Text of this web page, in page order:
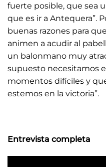
fuerte posible, que sea
que es ir a Antequera”.
buenas razones para
animen a acudir al
un balonmano muy
supuesto necesitamos
momentos difíciles y
estemos en la victoria”.
Entrevista completa